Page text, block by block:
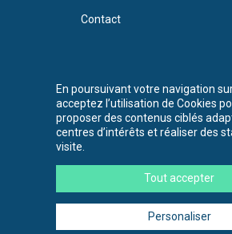
En poursuivant votre navigation
acceptez l’utilisation de Cookies
proposer des contenus ciblés
centres d’intérêts et réaliser des
visite.
Tout accepter
Personaliser
Contact
FNSEA 76
530 chemin de la
Bretèque
76230 Bois-
Guillaume
Tél. : 02 35 59 45
00